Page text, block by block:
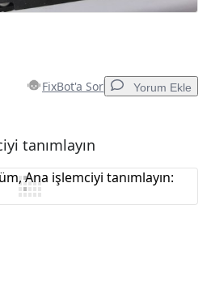
FixBot'a Sor Yorum Ekle
Yorum Ekle
tanımlayın